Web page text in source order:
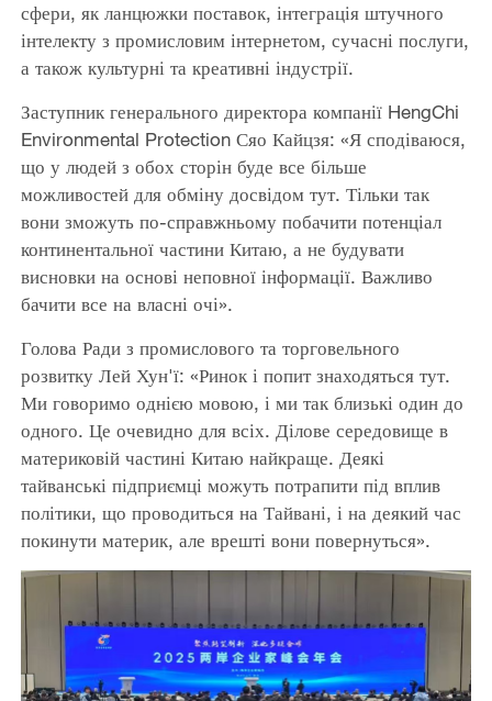
сфери, як ланцюжки поставок, інтеграція штучного
інтелекту з промисловим інтернетом, сучасні послуги,
а також культурні та креативні індустрії.
Заступник генерального директора компанії HengChi
Environmental Protection Сяо Кайцзя: «Я сподіваюся,
що у людей з обох сторін буде все більше
можливостей для обміну досвідом тут. Тільки так
вони зможуть по-справжньому побачити потенціал
континентальної частини Китаю, а не будувати
висновки на основі неповної інформації. Важливо
бачити все на власні очі».
Голова Ради з промислового та торговельного
розвитку Лей Хун'ї: «Ринок і попит знаходяться тут.
Ми говоримо однією мовою, і ми так близькі один до
одного. Це очевидно для всіх. Ділове середовище в
материковій частині Китаю найкраще. Деякі
тайванські підприємці можуть потрапити під вплив
політики, що проводиться на Тайвані, і на деякий час
покинути материк, але врешті вони повернуться».